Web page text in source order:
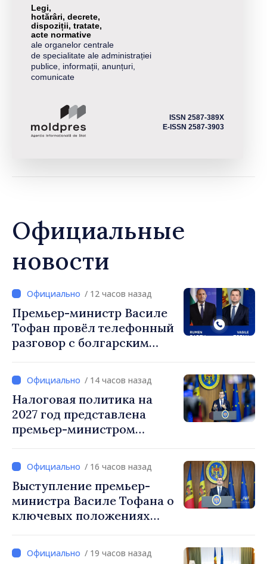
Legi,
hotărâri, decrete,
dispoziții, tratate,
acte normative
ale organelor centrale
de specialitate ale administrației
publice, informații, anunțuri,
comunicate
ISSN 2587-389X
E-ISSN 2587-3903
Официальные
новости
/ 12 часов назад
Премьер-министр Василе
Тофан провёл телефонный
разговор с болгарским
Радевым
/ 14 часов назад
Налоговая политика на
2027 год представлена
премьер-министром
снижение налоговой
нагрузки на труд,
стимулирование
инвестиций и более
справедливое
/ 16 часов назад
Выступление премьер-
министра Василе Тофана о
ключевых положениях
2027 год
/ 19 часов назад